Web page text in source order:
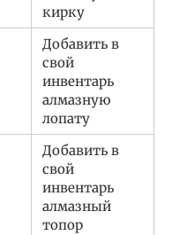
кирку
Добавить в
свой
инвентарь
алмазную
лопату
Добавить в
свой
инвентарь
алмазный
топор